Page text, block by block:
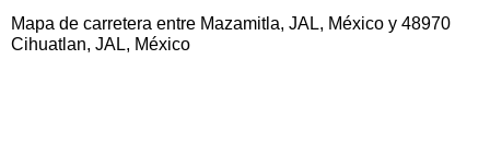
Mapa de carretera entre Mazamitla, JAL, México y 48970
Cihuatlan, JAL, México